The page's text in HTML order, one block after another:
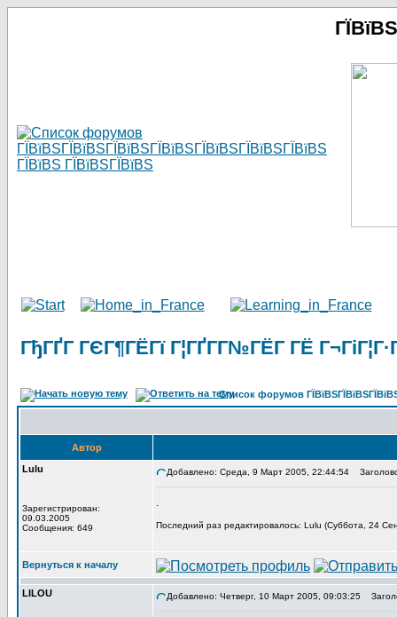
ГђГҐГ ГЄГ¶ГЁГї Г¦ГҐГ­Г№ГЁГ­ ГЁ
Список форумов
Автор
Lulu
Зарегистрирован:
09.03.2005
Сообщения: 649
Добавлено: Среда, 9 Март 2005, 22:44:54
.
Последний раз редактировалось: Lulu (Суббота, 24
Вернуться к началу
LILOU Добавлено: Четверг, 10 Март 2005, 09:03:25